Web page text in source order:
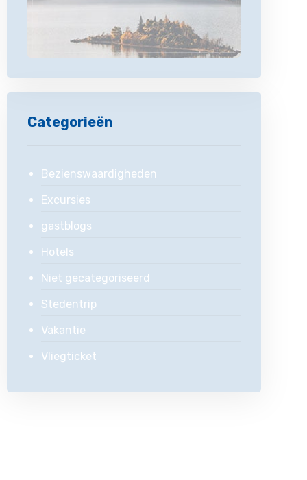
Categorieën
Bezienswaardigheden
Excursies
gastblogs
Hotels
Niet gecategoriseerd
Stedentrip
Vakantie
Vliegticket